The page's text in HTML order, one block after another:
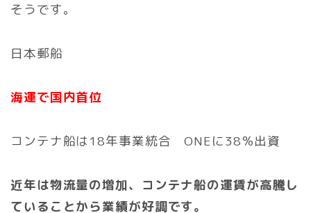
そうです。
日本郵船
海運で国内首位
コンテナ船は18年事業統合 ONEに38％出資
近年は物流量の増加、コンテナ船の運賃が高騰し
ていることから業績が好調です。